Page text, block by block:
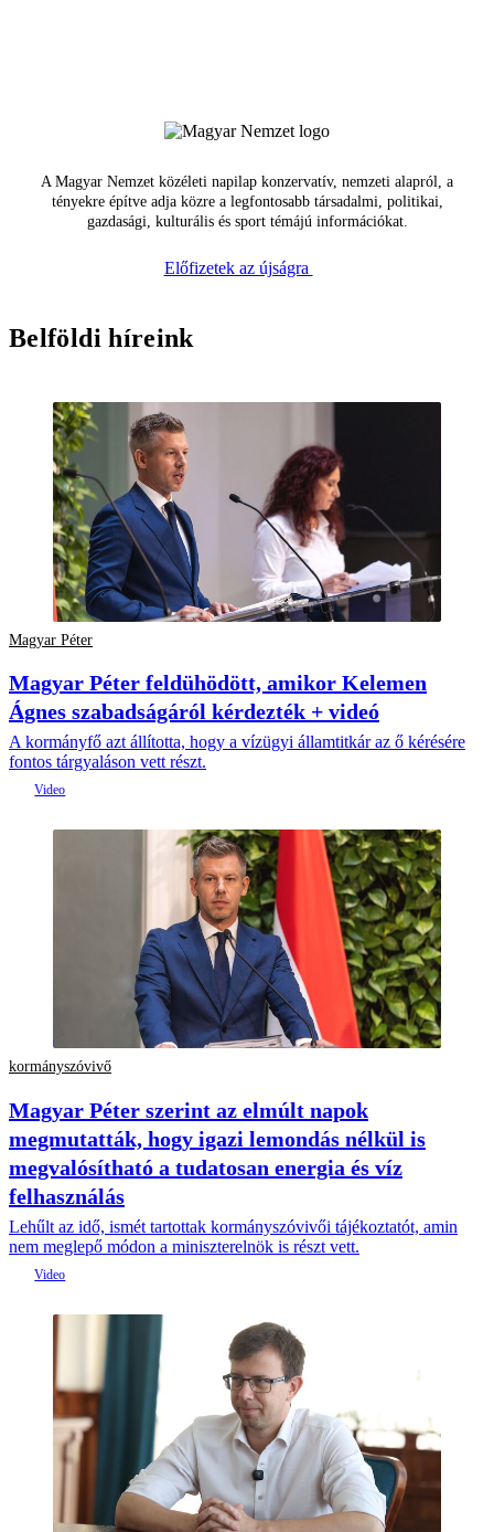
A Magyar Nemzet közéleti napilap konzervatív, nemzeti alapról, a
tényekre építve adja közre a legfontosabb társadalmi, politikai,
gazdasági, kulturális és sport témájú információkat.
Előfizetek az újságra
Belföldi híreink
Magyar Péter
Magyar Péter feldühödött, amikor Kelemen
Ágnes szabadságáról kérdezték + videó
A kormányfő azt állította, hogy a vízügyi államtitkár az ő kérésére
fontos tárgyaláson vett részt.
kormányszóvivő
Magyar Péter szerint az elmúlt napok
megmutatták, hogy igazi lemondás nélkül is
megvalósítható a tudatosan energia és víz
felhasználás
Lehűlt az idő, ismét tartottak kormányszóvivői tájékoztatót, amin
nem meglepő módon a miniszterelnök is részt vett.